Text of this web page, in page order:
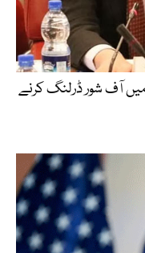
آف شور ڈرلنگ کرنے